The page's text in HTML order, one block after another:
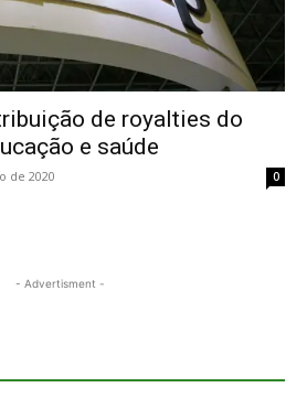
de royalties do
e saúde
de 2020 0
- Advertisment -